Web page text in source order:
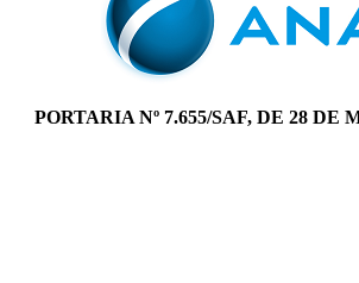
PORTARIA Nº 7.655/SAF, DE 28 DE